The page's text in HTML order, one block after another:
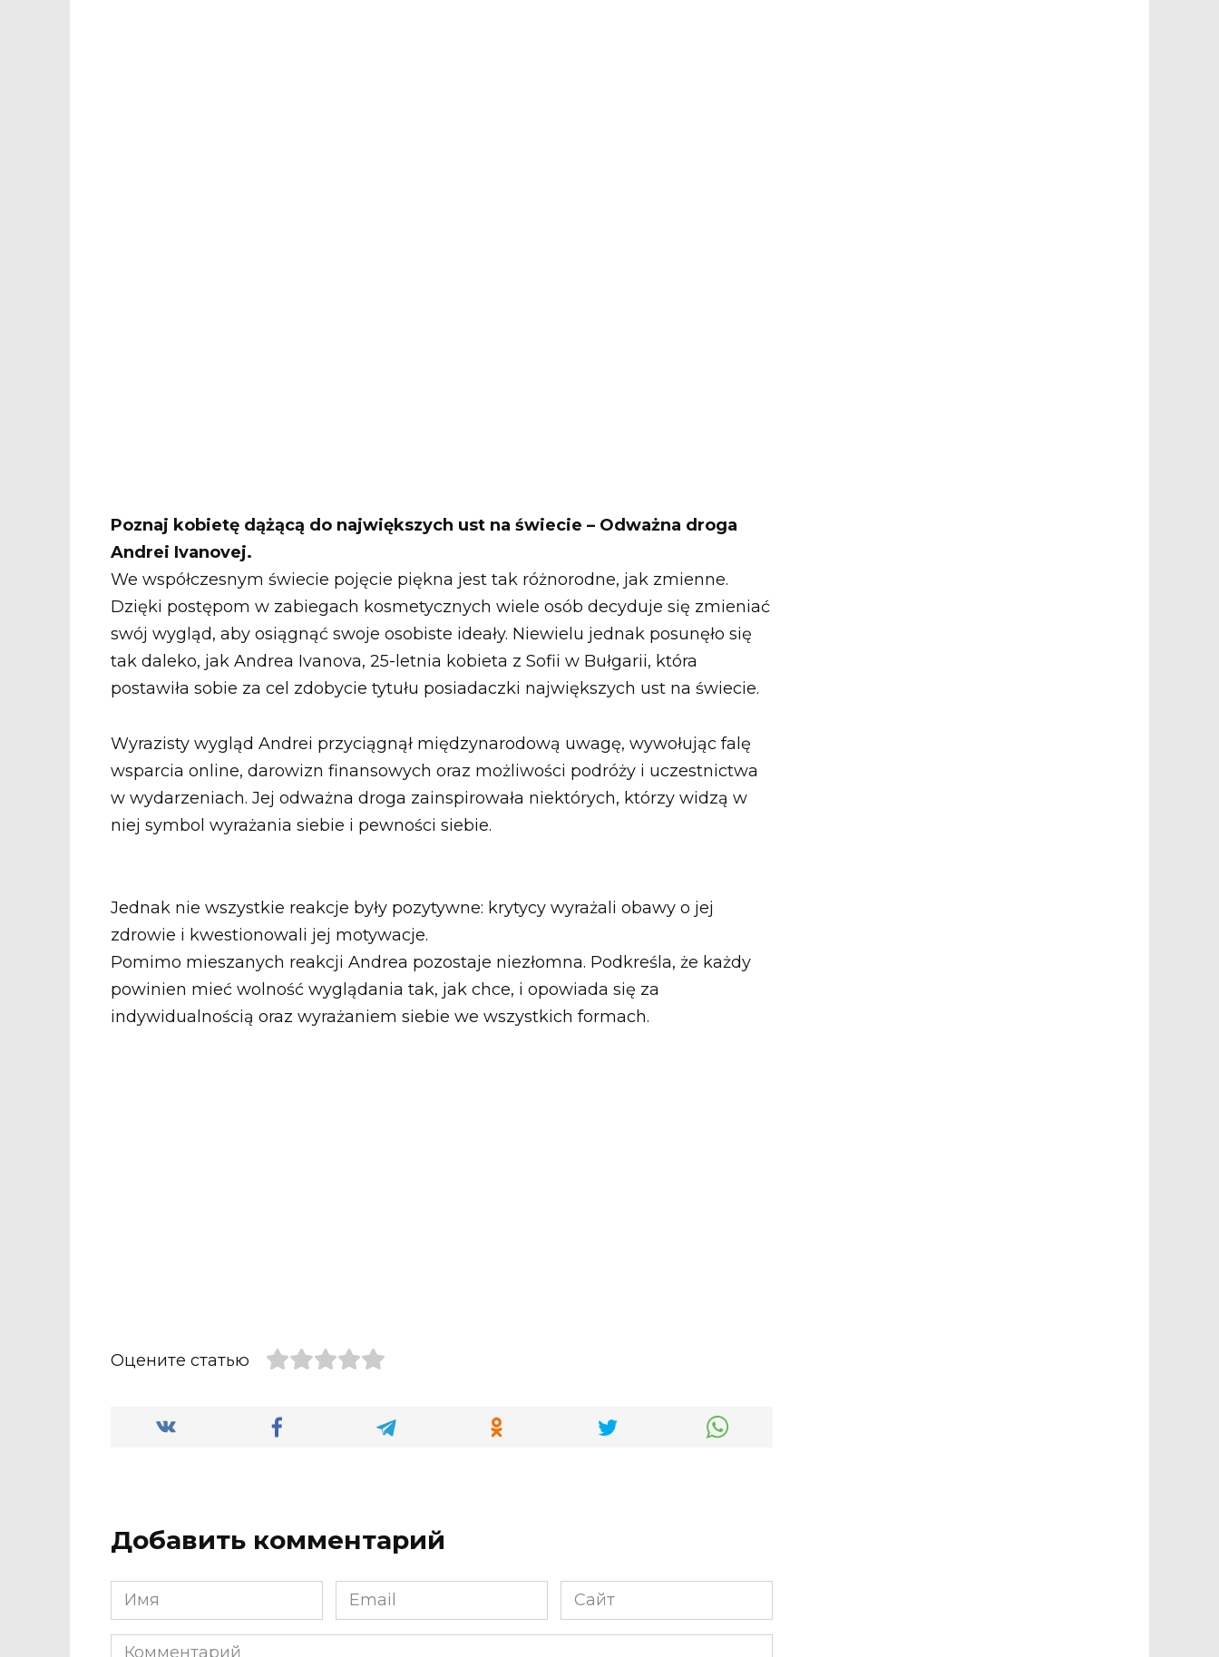
Poznaj kobietę dążącą do największych ust na świecie – Odważna droga
Andrei Ivanovej.
We współczesnym świecie pojęcie piękna jest tak różnorodne, jak zmienne.
Dzięki postępom w zabiegach kosmetycznych wiele osób decyduje się zmieniać
swój wygląd, aby osiągnąć swoje osobiste ideały. Niewielu jednak posunęło się
tak daleko, jak Andrea Ivanova, 25-letnia kobieta z Sofii w Bułgarii, która
postawiła sobie za cel zdobycie tytułu posiadaczki największych ust na świecie.
Wyrazisty wygląd Andrei przyciągnął międzynarodową uwagę, wywołując falę
wsparcia online, darowizn finansowych oraz możliwości podróży i uczestnictwa
w wydarzeniach. Jej odważna droga zainspirowała niektórych, którzy widzą w
niej symbol wyrażania siebie i pewności siebie.
Jednak nie wszystkie reakcje były pozytywne: krytycy wyrażali obawy o jej
zdrowie i kwestionowali jej motywacje.
Pomimo mieszanych reakcji Andrea pozostaje niezłomna. Podkreśla, że każdy
powinien mieć wolność wyglądania tak, jak chce, i opowiada się za
indywidualnością oraz wyrażaniem siebie we wszystkich formach.
Оцените статью
Добавить комментарий
Имя
*
Email
*
Сайт
Комментарий